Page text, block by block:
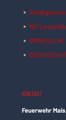
NÖ
IMPRESSUM
KONTAKT
Feuerwehr